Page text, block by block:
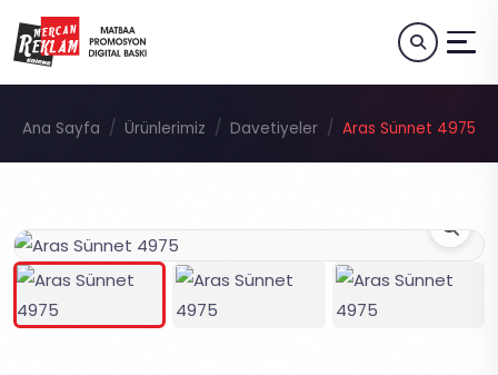
Ana Sayfa Ürünlerimiz Davetiyeler Aras Sünnet 4975